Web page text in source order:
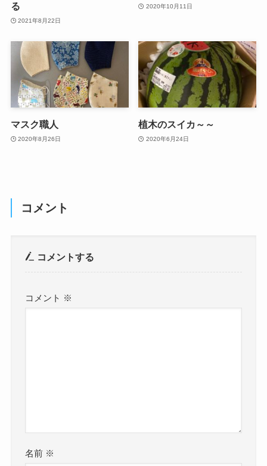
る
2021年8月22日
2020年10月11日
マスク職人
2020年8月26日
植木のスイカ～～
2020年6月24日
コメント
コメントする
コメント ※
名前 ※